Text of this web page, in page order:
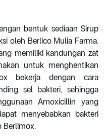
bentuk sediaan Sirup
oleh Berlico Mulia Farma.
memiliki kandungan zat
untuk menghentikan
bekerja dengan cara
sel bakteri, sehingga
Amoxicillin yang
menyebabkan bakteri
Berlimox.